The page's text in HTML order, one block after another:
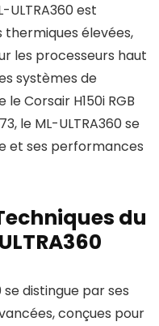
est
élevées,
les processeurs haut
systèmes de
Corsair H150i RGB
le ML-ULTRA360 se
et ses performances
du
se distingue par ses
conçues pour